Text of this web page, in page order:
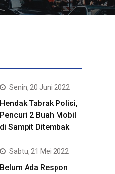
Senin, 20 Juni 2022
Hendak Tabrak Polisi,
Pencuri 2 Buah Mobil
di Sampit Ditembak
Sabtu, 21 Mei 2022
Belum Ada Respon